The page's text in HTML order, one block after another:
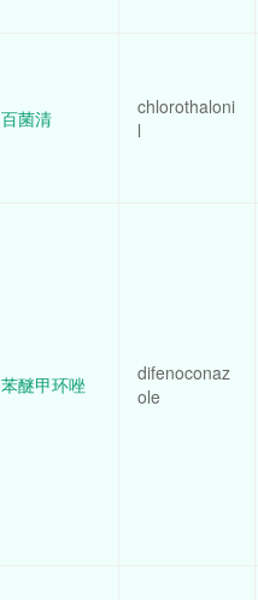
百菌清
chlorothaloni
l
苯醚甲环唑
difenoconaz
ole